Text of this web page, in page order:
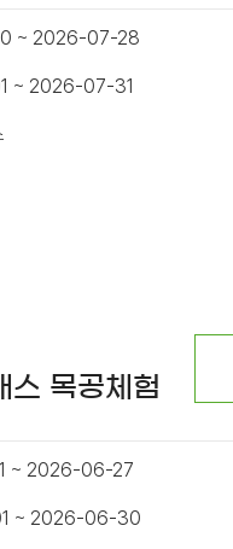
~ 2026-07-28
~ 2026-07-31
목공체험
~ 2026-06-27
~ 2026-06-30